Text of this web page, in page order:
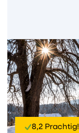
8,2 Prachtig!